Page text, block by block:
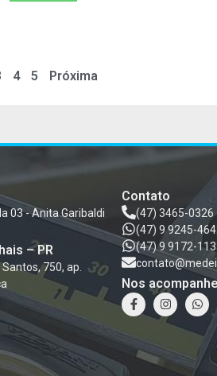
4 5 Próxima
03 - Anita Garibaldi
– PR
750, ap.
Contato
(47) 3465-0326
(47) 9 9245-
(47) 9 9172-
Nos